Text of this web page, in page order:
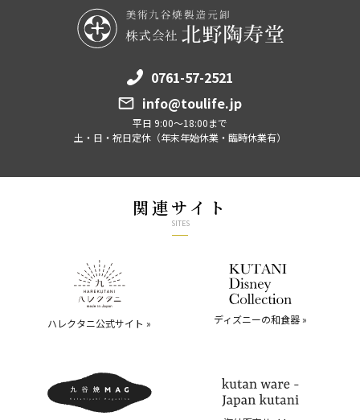
0761-57-2521
info@toulife.jp
平日 9:00～18:00まで
土・日・祝日定休（年末年始休業・臨時休業有）
関連サイト
SITES
ハレクタニ公式サイト » ディズニーの和食器 »